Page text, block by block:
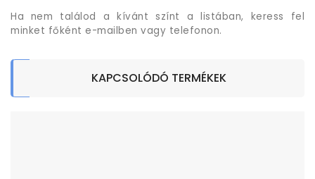
Ha nem találod a kívánt színt a listában, keress fel
minket főként e-mailben vagy telefonon.
KAPCSOLÓDÓ TERMÉKEK